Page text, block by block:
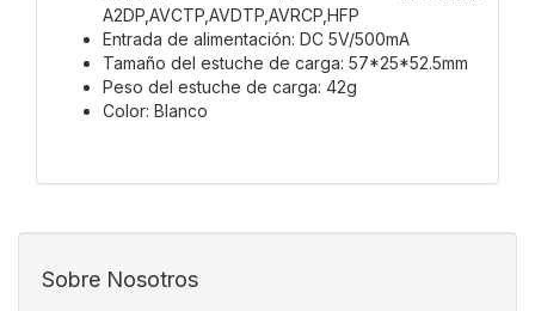
A2DP,AVCTP,AVDTP,AVRCP,HFP
Entrada de alimentación: DC 5V/500mA
Tamaño del estuche de carga: 57*25*52.5mm
Peso del estuche de carga: 42g
Color: Blanco
Sobre Nosotros